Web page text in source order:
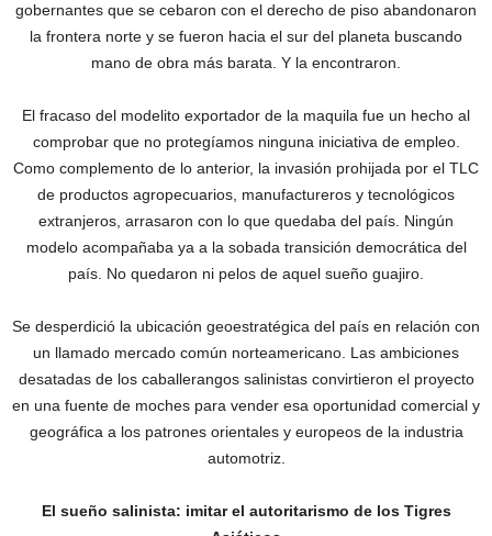
gobernantes que se cebaron con el derecho de piso abandonaron
la frontera norte y se fueron hacia el sur del planeta buscando
mano de obra más barata. Y la encontraron.
El fracaso del modelito exportador de la maquila fue un hecho al
comprobar que no protegíamos ninguna iniciativa de empleo.
Como complemento de lo anterior, la invasión prohijada por el TLC
de productos agropecuarios, manufactureros y tecnológicos
extranjeros, arrasaron con lo que quedaba del país. Ningún
modelo acompañaba ya a la sobada transición democrática del
país‎. No quedaron ni pelos de aquel sueño guajiro.
Se desperdició la ubicación geoestratégica del país en relación con
un llamado mercado común norteamericano. Las ambiciones
desatadas de los caballerangos salinistas convirtieron el proyecto
en una fuente de moches para vender esa oportunidad comercial y
geográfica a los patrones orientales y europeos de la industria
automotriz.
El sueño salinista: imitar el autoritarismo de los Tigres